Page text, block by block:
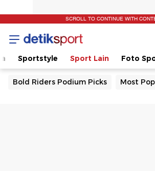
SCROLL TO CONTINUE WITH
Sportstyle Sport Lain Foto
Bold Riders Podium Picks Most